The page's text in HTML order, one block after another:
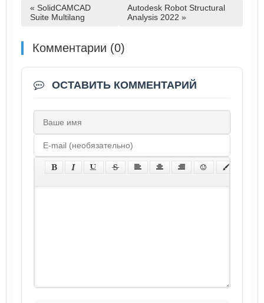
« SolidCAMCAD
Suite Multilang
Autodesk Robot Structural
Analysis 2022 »
Комментарии (0)
ОСТАВИТЬ КОММЕНТАРИЙ